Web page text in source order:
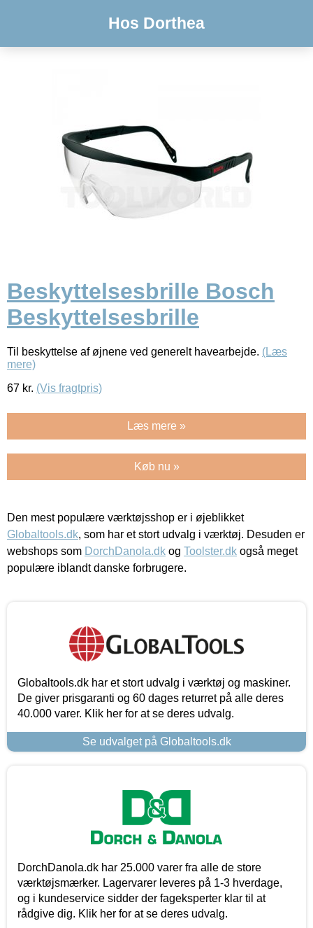
Hos Dorthea
Beskyttelsesbrille Bosch
Beskyttelsesbrille
Til beskyttelse af øjnene ved generelt havearbejde. (Læs
mere)
67 kr. (Vis fragtpris)
Læs mere »
Køb nu »
Den mest populære værktøjsshop er i øjeblikket
Globaltools.dk, som har et stort udvalg i værktøj. Desuden er
webshops som DorchDanola.dk og Toolster.dk også meget
populære iblandt danske forbrugere.
Globaltools.dk har et stort udvalg i værktøj og maskiner.
De giver prisgaranti og 60 dages returret på alle deres
40.000 varer. Klik her for at se deres udvalg.
Se udvalget på Globaltools.dk
DorchDanola.dk har 25.000 varer fra alle de store
værktøjsmærker. Lagervarer leveres på 1-3 hverdage,
og i kundeservice sidder der fageksperter klar til at
rådgive dig. Klik her for at se deres udvalg.